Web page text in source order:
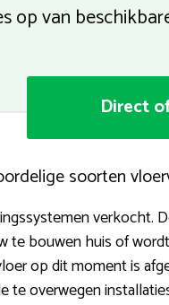
op van
Direct
soorten
verkocht.
te bouwen huis of
op dit moment is
te overwegen